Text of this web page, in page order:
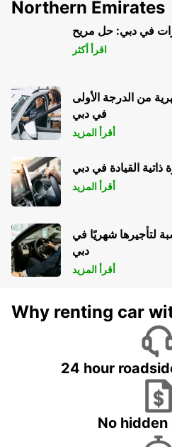
STAAD
STAAD - SWITZERLAND
Northern Emirates
في دبي: حل مريح
اقرأ أكثر
من الدرجة الأولى
في دبي
أقرأ المزيد
ذاتية القيادة في دبي
أقرأ المزيد
لتأجيرها شهريًا في
دبي
أقرأ المزيد
Why renting car
24 hour
No